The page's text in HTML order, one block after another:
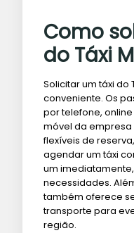
Como
do Táxi
Solicitar um táxi do
conveniente. Os
por telefone,
móvel da
flexíveis de
agendar um táxi
um
necessidades.
também oferece
transporte para
região.